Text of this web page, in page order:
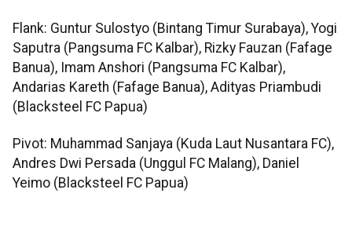
Flank: Guntur Sulostyo (Bintang Timur Surabaya), Yogi
Saputra (Pangsuma FC Kalbar), Rizky Fauzan (Fafage
Banua), Imam Anshori (Pangsuma FC Kalbar),
Andarias Kareth (Fafage Banua), Adityas Priambudi
(Blacksteel FC Papua)
Pivot: Muhammad Sanjaya (Kuda Laut Nusantara FC),
Andres Dwi Persada (Unggul FC Malang), Daniel
Yeimo (Blacksteel FC Papua)